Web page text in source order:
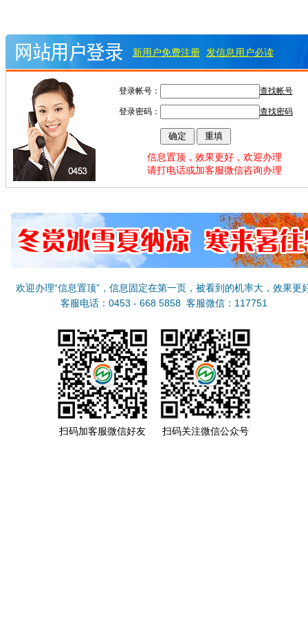
新用户免费注册 发信息用户必读
登录帐号： 查找帐号
登录密码： 查找密码
信息置顶，效果更好，欢迎办理
请打电话或加客服微信咨询办理
欢迎办理“信息置顶”，信息固定在第一页，被看到的机率大，效果更
客服电话：0453 - 668 5858 客服微信：117751
扫码加客服微信好友 扫码关注微信公众号